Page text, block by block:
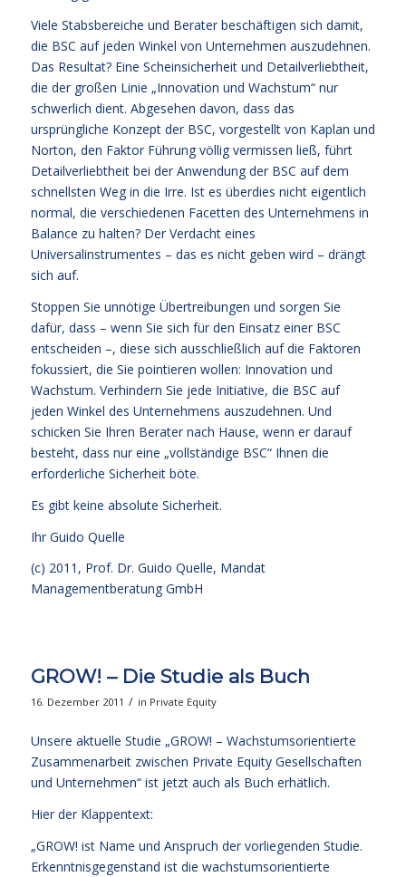
Viele Stabsbereiche und Berater beschäftigen sich damit,
die BSC auf jeden Winkel von Unternehmen auszudehnen.
Das Resultat? Eine Scheinsicherheit und Detailverliebtheit,
die der großen Linie „Innovation und Wachstum“ nur
schwerlich dient. Abgesehen davon, dass das
ursprüngliche Konzept der BSC, vorgestellt von Kaplan und
Norton, den Faktor Führung völlig vermissen ließ, führt
Detailverliebtheit bei der Anwendung der BSC auf dem
schnellsten Weg in die Irre. Ist es überdies nicht eigentlich
normal, die verschiedenen Facetten des Unternehmens in
Balance zu halten? Der Verdacht eines
Universalinstrumentes – das es nicht geben wird – drängt
sich auf.
Stoppen Sie unnötige Übertreibungen und sorgen Sie
dafür, dass – wenn Sie sich für den Einsatz einer BSC
entscheiden –, diese sich ausschließlich auf die Faktoren
fokussiert, die Sie pointieren wollen: Innovation und
Wachstum. Verhindern Sie jede Initiative, die BSC auf
jeden Winkel des Unternehmens auszudehnen. Und
schicken Sie Ihren Berater nach Hause, wenn er darauf
besteht, dass nur eine „vollständige BSC“ Ihnen die
erforderliche Sicherheit böte.
Es gibt keine absolute Sicherheit.
Ihr Guido Quelle
(c) 2011, Prof. Dr. Guido Quelle, Mandat
Managementberatung GmbH
GROW! – Die Studie als Buch
16. Dezember 2011 / in Private Equity
Unsere aktuelle Studie „GROW! – Wachstumsorientierte
Zusammenarbeit zwischen Private Equity Gesellschaften
und Unternehmen“ ist jetzt auch als Buch erhätlich.
Hier der Klappentext:
„GROW! ist Name und Anspruch der vorliegenden Studie.
Erkenntnisgegenstand ist die wachstumsorientierte